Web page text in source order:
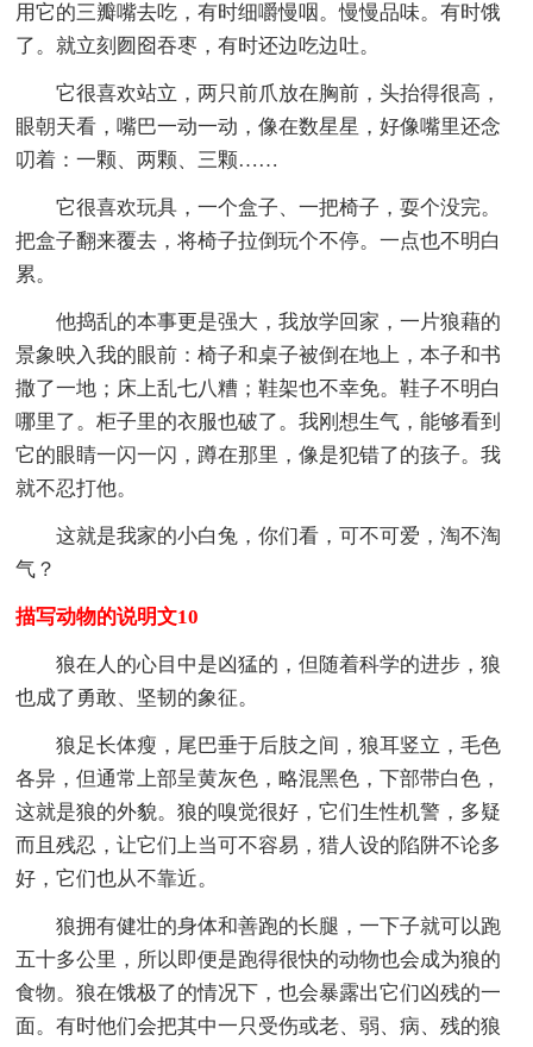
用它的三瓣嘴去吃，有时细嚼慢咽。慢慢品味。有时饿
了。就立刻囫囵吞枣，有时还边吃边吐。
它很喜欢站立，两只前爪放在胸前，头抬得很高，
眼朝天看，嘴巴一动一动，像在数星星，好像嘴里还念
叨着：一颗、两颗、三颗……
它很喜欢玩具，一个盒子、一把椅子，耍个没完。
把盒子翻来覆去，将椅子拉倒玩个不停。一点也不明白
累。
他捣乱的本事更是强大，我放学回家，一片狼藉的
景象映入我的眼前：椅子和桌子被倒在地上，本子和书
撒了一地；床上乱七八糟；鞋架也不幸免。鞋子不明白
哪里了。柜子里的衣服也破了。我刚想生气，能够看到
它的眼睛一闪一闪，蹲在那里，像是犯错了的孩子。我
就不忍打他。
这就是我家的小白兔，你们看，可不可爱，淘不淘
气？
描写动物的说明文10
狼在人的心目中是凶猛的，但随着科学的进步，狼
也成了勇敢、坚韧的象征。
狼足长体瘦，尾巴垂于后肢之间，狼耳竖立，毛色
各异，但通常上部呈黄灰色，略混黑色，下部带白色，
这就是狼的外貌。狼的嗅觉很好，它们生性机警，多疑
而且残忍，让它们上当可不容易，猎人设的陷阱不论多
好，它们也从不靠近。
狼拥有健壮的身体和善跑的长腿，一下子就可以跑
五十多公里，所以即便是跑得很快的动物也会成为狼的
食物。狼在饿极了的情况下，也会暴露出它们凶残的一
面。有时他们会把其中一只受伤或老、弱、病、残的狼